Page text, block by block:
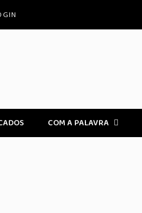
COM A PALAVRA